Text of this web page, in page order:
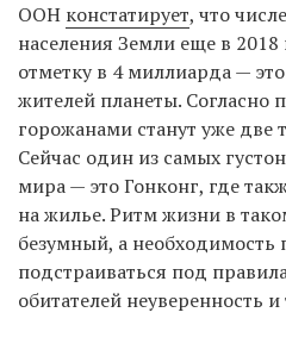
ООН констатирует, что
населения Земли еще в 2018
отметку в 4 миллиарда —
жителей планеты. Согласно
горожанами станут уже две
Сейчас один из самых
мира — это Гонконг, где
на жилье. Ритм жизни в
безумный, а необходимость
подстраиваться под
обитателей неуверенность и